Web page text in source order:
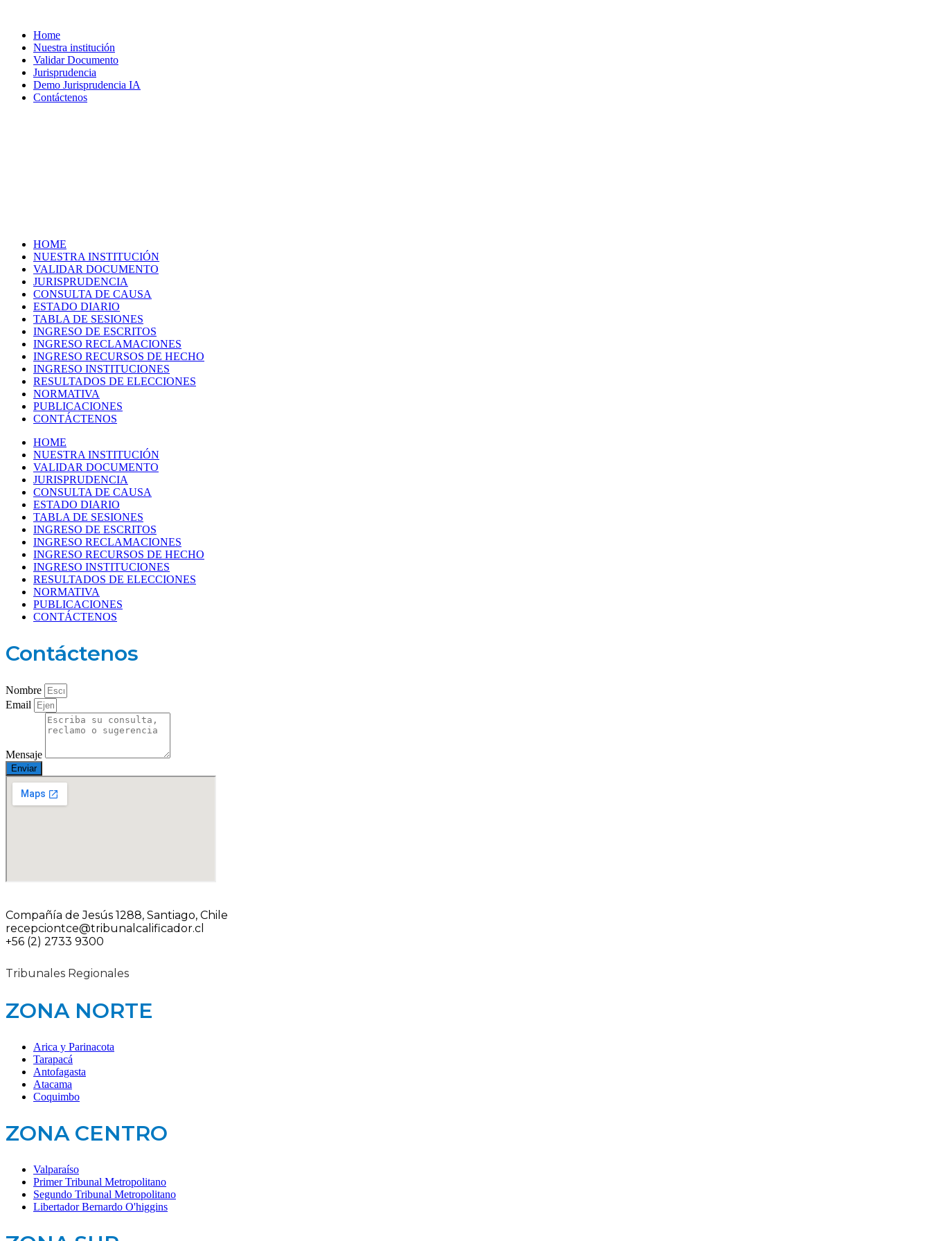
Home
Nuestra institución
Validar Documento
Jurisprudencia
Demo Jurisprudencia IA
Contáctenos
HOME
NUESTRA INSTITUCIÓN
VALIDAR DOCUMENTO
JURISPRUDENCIA
CONSULTA DE CAUSA
ESTADO DIARIO
TABLA DE SESIONES
INGRESO DE ESCRITOS
INGRESO RECLAMACIONES
INGRESO RECURSOS DE HECHO
INGRESO INSTITUCIONES
RESULTADOS DE ELECCIONES
NORMATIVA
PUBLICACIONES
CONTÁCTENOS
HOME
NUESTRA INSTITUCIÓN
VALIDAR DOCUMENTO
JURISPRUDENCIA
CONSULTA DE CAUSA
ESTADO DIARIO
TABLA DE SESIONES
INGRESO DE ESCRITOS
INGRESO RECLAMACIONES
INGRESO RECURSOS DE HECHO
INGRESO INSTITUCIONES
RESULTADOS DE ELECCIONES
NORMATIVA
PUBLICACIONES
CONTÁCTENOS
Contáctenos
Nombre
Email
Mensaje
Enviar
Compañía de Jesús 1288, Santiago, Chile
recepciontce@tribunalcalificador.cl
+56 (2) 2733 9300
Tribunales Regionales
ZONA NORTE
Arica y Parinacota
Tarapacá
Antofagasta
Atacama
Coquimbo
ZONA CENTRO
Valparaíso
Primer Tribunal Metropolitano
Segundo Tribunal Metropolitano
Libertador Bernardo O'higgins